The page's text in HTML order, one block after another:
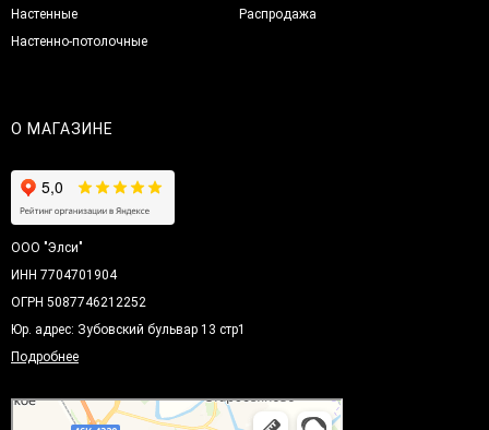
Настенные
Настенно-потолочные
Распродажа
О МАГАЗИНЕ
ООО "Элси"
ИНН 7704701904
ОГРН 5087746212252
Юр. адрес: Зубовский бульвар 13 стр1
Подробнее